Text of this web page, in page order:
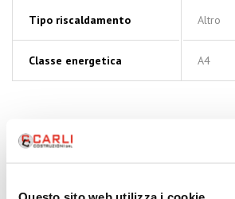
Tipo riscaldamento Altro
Classe energetica A4
RICHIESTA INFORMAZIONI